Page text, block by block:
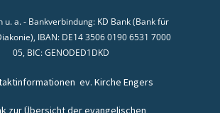
u. a. - Bankverbindung: KD Bank (Bank für
IBAN: DE14 3506 0190 6531 7000
05, BIC: GENODED1DKD
ev. Kirche Engers
zur Übersicht der evangelischen